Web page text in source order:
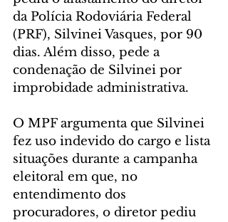
da Polícia Rodoviária Federal
(PRF), Silvinei Vasques, por 90
dias. Além disso, pede a
condenação de Silvinei por
improbidade administrativa.
O MPF argumenta que Silvinei
fez uso indevido do cargo e lista
situações durante a campanha
eleitoral em que, no
entendimento dos
procuradores, o diretor pediu